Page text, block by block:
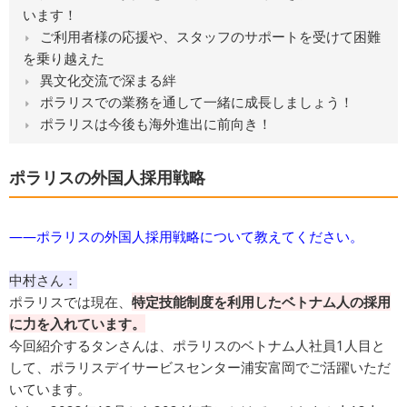
います！
ご利用者様の応援や、スタッフのサポートを受けて困難
を乗り越えた
異文化交流で深まる絆
ポラリスでの業務を通して一緒に成長しましょう！
ポラリスは今後も海外進出に前向き！
ポラリスの外国人採用戦略
――ポラリスの外国人採用戦略について教えてください。
中村さん：
ポラリスでは現在、 特定技能制度を利用したベトナム人の採用
に力を入れています。
今回紹介するタンさんは、ポラリスのベトナム人社員1人目と
して、ポラリスデイサービスセンター浦安富岡でご活躍いただ
いています。